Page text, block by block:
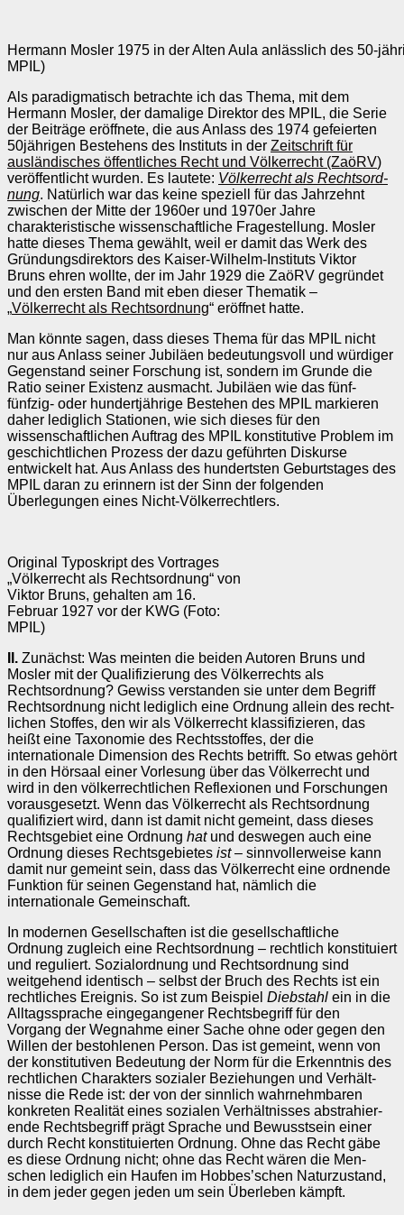
Hermann Mosler 1975 in der Alten Aula anlässlich des 50-
MPIL)
Als para­digmatisch betrachte ich das Thema, mit dem
Hermann Mosler, der da­malige Direk­tor des MPIL, die Serie
der Beiträge eröffnete, die aus An­lass des 1974 gefeierten
50jährigen Bestehens des Instituts in der Zeitschrift für
ausländisches öffentliches Recht und Völkerrecht (ZaöRV)
veröffentlicht wurden. Es lautete: Völker­recht als Rechts­ord­
nung. Natürlich war das keine speziell für das Jahrzehnt
zwischen der Mitte der 1960er und 1970er Jahre
charakteristische wissenschaftliche Fra­gestellung. Mosler
hatte dieses Thema gewählt, weil er damit das Werk des
Gründungsdirektors des Kaiser-Wilhelm-Instituts Viktor
Bruns ehren wollte, der im Jahr 1929 die ZaöRV gegründet
und den ersten Band mit eben dieser Thematik –
„Völkerrecht als Rechtsord­nung“ eröffnet hatte.
Man könnte sagen, dass dieses Thema für das MPIL nicht
nur aus Anlass seiner Jubiläen bedeutungsvoll und würdiger
Gegenstand seiner Forschung ist, son­dern im Grunde die
Ratio seiner Existenz ausmacht. Jubiläen wie das fünf-
fünfzig- oder hundertjährige Bestehen des MPIL markieren
daher lediglich Stationen, wie sich dieses für den
wissenschaftlichen Auftrag des MPIL konstitutive Problem im
geschichtlichen Prozess der dazu geführten Diskurse
entwickelt hat. Aus Anlass des hundertsten Geburtstages des
MPIL daran zu erinnern ist der Sinn der folgenden
Überlegungen eines Nicht-Völkerrechtlers.
Original Typoskript des Vortrages
„Völkerrecht als Rechtsordnung“ von
Viktor Bruns, gehalten am 16.
Februar 1927 vor der KWG (Foto:
MPIL)
II. Zunächst: Was meinten die beiden Autoren Bruns und
Mosler mit der Qualifi­zierung des Völkerrechts als
Rechtsordnung? Gewiss verstanden sie unter dem Begriff
Rechtsordnung nicht le­diglich eine Ordnung allein des recht­
lichen Stof­fes, den wir als Völkerrecht klassifizieren, das
heißt eine Ta­xonomie des Rechts­stof­fes, der die
internationale Dimension des Rechts betrifft. So etwas gehört
in den Hörsaal einer Vorlesung über das Völkerrecht und
wird in den völker­recht­lichen Reflexionen und Forschungen
vorausgesetzt. Wenn das Völkerrecht als Rechtsordnung
qualifiziert wird, dann ist damit nicht gemeint, dass dieses
Rechtsgebiet eine Ordnung hat und deswegen auch eine
Ordnung dieses Rechtsgebietes ist– sinnvollerweise kann
damit nur gemeint sein, dass das Völkerrecht eine ordnende
Funktion für seinen Gegenstand hat, nämlich die
internationale Gemeinschaft.
In modernen Gesellschaften ist die gesellschaftliche
Ordnung zugleich eine Rechtsordnung – rechtlich konstituiert
und reguliert. Sozial­ord­nung und Rechts­­­­ordnung sind
weitgehend identisch – selbst der Bruch des Rechts ist ein
rechtliches Ereignis. So ist zum Beispiel Diebstahl ein in die
Alltagssprache eingegan­gener Rechtsbegriff für den
Vorgang der Wegnahme einer Sache ohne oder gegen den
Willen der bestohlenen Per­son. Das ist ge­meint, wenn von
der konstitutiven Bedeutung der Norm für die Erkenntnis des
rechtlichen Charak­ters sozialer Beziehungen und Verhält­
nisse die Rede ist: der von der sinnlich wahr­nehmbaren
konkreten Realität eines sozialen Verhältnis­ses abstrahier­
ende Rechtsbegriff prägt Sprache und Be­wusst­sein einer
durch Recht konsti­tuierten Ordnung. Ohne das Recht gäbe
es diese Ordnung nicht; ohne das Recht wären die Men­
schen lediglich ein Haufen im Hobbes’schen Naturzu­stand,
in dem jeder gegen jeden um sein Überleben kämpft.